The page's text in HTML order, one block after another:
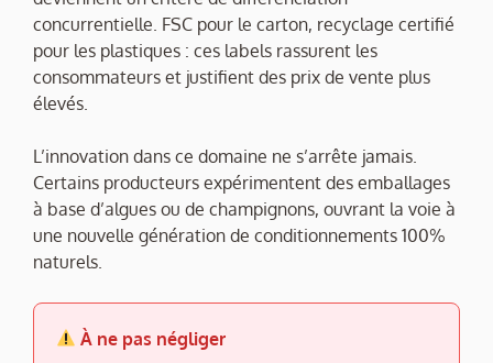
concurrentielle. FSC pour le carton, recyclage certifié
pour les plastiques : ces labels rassurent les
consommateurs et justifient des prix de vente plus
élevés.
L’innovation dans ce domaine ne s’arrête jamais.
Certains producteurs expérimentent des emballages
à base d’algues ou de champignons, ouvrant la voie à
une nouvelle génération de conditionnements 100%
naturels.
À ne pas négliger